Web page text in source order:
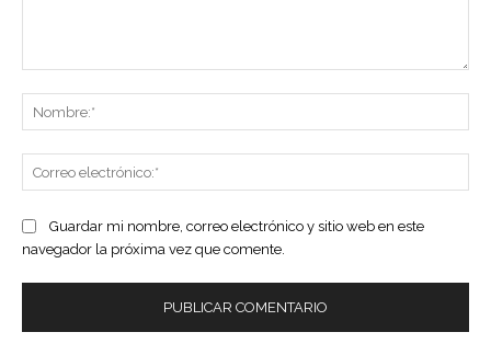
Guardar mi nombre, correo electrónico y sitio web en este
navegador la próxima vez que comente.